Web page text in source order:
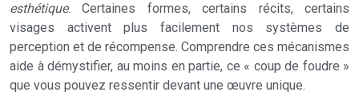
esthétique. Certaines formes, certains récits, certains
visages activent plus facilement nos systèmes de
perception et de récompense. Comprendre ces mécanismes
aide à démystifier, au moins en partie, ce « coup de foudre »
que vous pouvez ressentir devant une œuvre unique.